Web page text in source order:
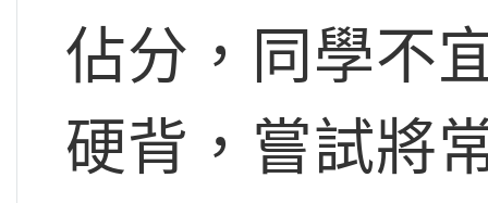
佔分，同學不
硬背，嘗試將